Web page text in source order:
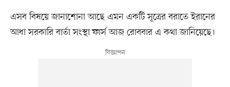
এসব বিষয়ে জানাশোনা আছে এমন একটি সূত্রের বরাতে ইরানের
আধা সরকারি বার্তা সংস্থা ফার্স আজ রোববার এ কথা জানিয়েছে।